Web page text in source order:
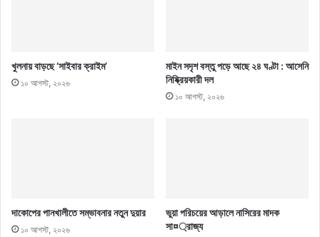
খুলনায় বাড়ছে ‘সাইবার ক্রাইম’
১০ আগস্ট, ২০২৬
মাইন সদৃশ বস্তু পড়ে আছে ২৪ ঘণ্টা : আসেনি
নিষ্ক্রিয়কারী দল
১০ আগস্ট, ২০২৬
দাকোপের পানখালীতে সম্ভাবনার নতুন দুয়ার
১০ আগস্ট, ২০২৬
ভুয়া পরিচয়ের আড়ালে নাসিরের মাদক
সা¤্রাজ্য